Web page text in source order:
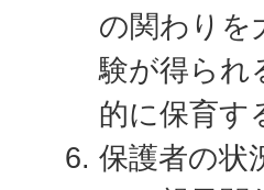
の関わりを
験が得られ
的に保育す
保護者の状